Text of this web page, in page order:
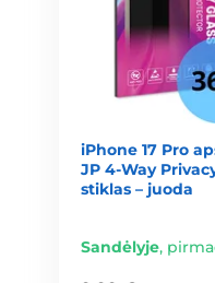
iPhone 17 Pro
JP 4-Way
stiklas – juoda
Sandėlyje,